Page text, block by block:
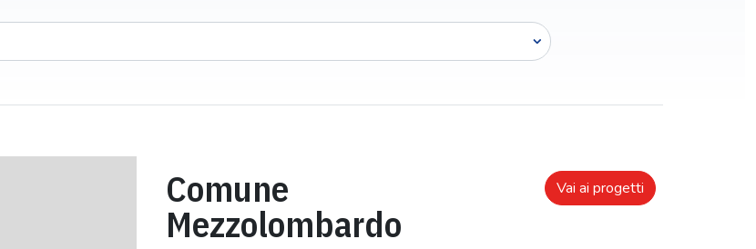
Complessivo
9,79 €
Comune
Mezzolombardo
Vai ai progetti